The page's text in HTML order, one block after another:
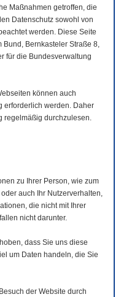
Maßnahmen getroffen, die
Datenschutz sowohl von
werden. Diese Seite
Bernkasteler Straße 8,
für die Bundesverwaltung
können auch
erforderlich werden. Daher
regelmäßig durchzulesen.
zu Ihrer Person, wie zum
auch Ihr Nutzerverhalten,
die nicht mit Ihrer
nicht darunter.
dass Sie uns diese
um Daten handeln, die Sie
der Website durch